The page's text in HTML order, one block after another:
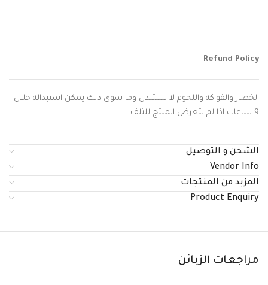
Refund Policy
الخضار والفواكه واللحوم لا تستبدل وما سوى ذلك يمكن استبداله خلال
9 ساعات اذا لم يتعرض المنتج للتلف
الشحن و التوصيل
Vendor Info
المزيد من المنتجات
Product Enquiry
مراجعات الزبائن